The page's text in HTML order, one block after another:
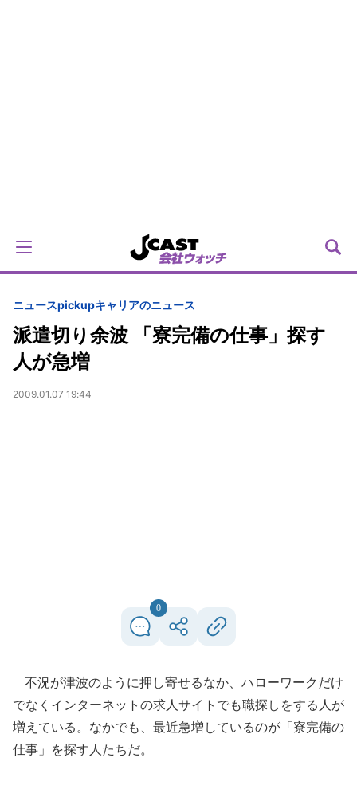
ニュースpickupキャリアのニュース
派遣切り余波 「寮完備の仕事」探す
人が急増
2009.01.07 19:44
0
不況が津波のように押し寄せるなか、ハローワークだけ
でなくインターネットの求人サイトでも職探しをする人が
増えている。なかでも、最近急増しているのが「寮完備の
仕事」を探す人たちだ。